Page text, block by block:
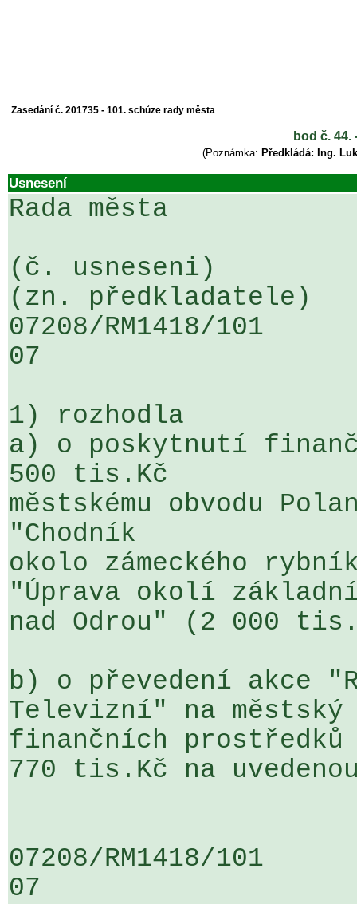
Zasedání č. 201735 - 101. schůze rady města
bod č. 44.
(Poznámka: Předkládá: Ing.
Usnesení
Rada města
(č. usneseni)
(zn. předkladatele)
07208/RM1418/
07
1) rozhodla
a) o poskytnutí
500 tis.Kč
městskému obvodu
"Chodník
okolo zámeckého
"Úprava okolí
nad Odrou" (2 000
b) o převedení akce
Televizní" na
finančních prostředků
770 tis.Kč na
07208/RM1418/
07